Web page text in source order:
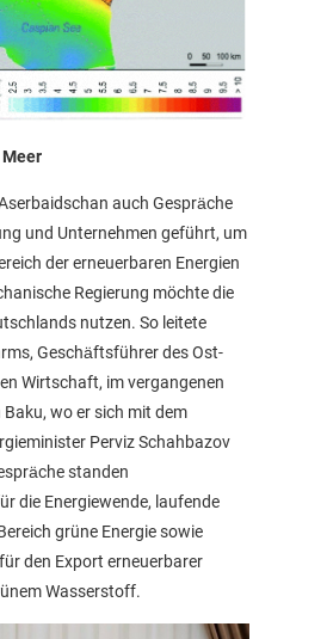
auch Gespräche
und Unternehmen geführt, um
der erneuerbaren Energien
Regierung möchte die
nutzen. So leitete
Geschäftsführer des Ost-
Wirtschaft, im vergangenen
wo er sich mit dem
Perviz Schahbazov
standen
die Energiewende, laufende
grüne Energie sowie
den Export erneuerbarer
Wasserstoff.